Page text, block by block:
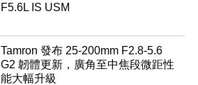
F5.6L IS USM
Tamron 發布 25-200mm F2.8-5.6
G2 韌體更新，廣角至中焦段微距性
能大幅升級